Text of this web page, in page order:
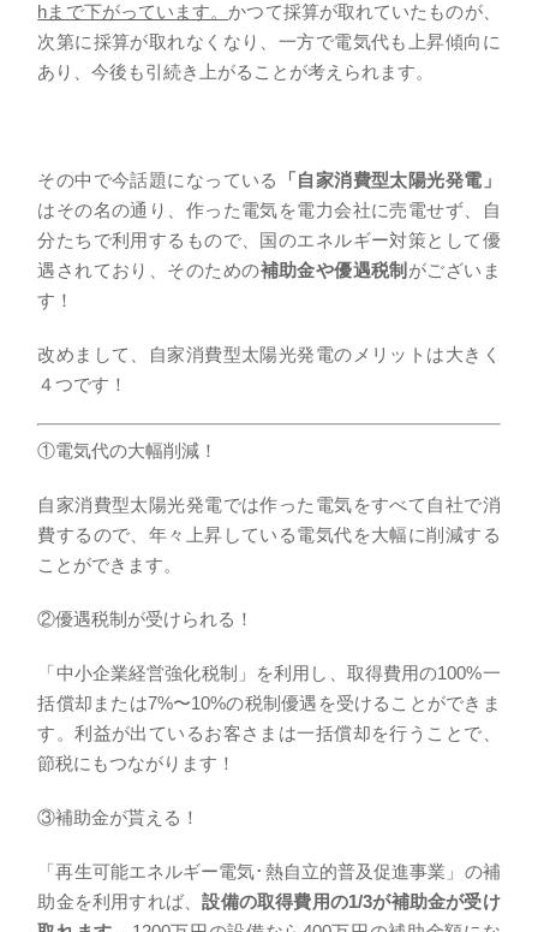
hまで下がっています。 かつて採算が取れていたものが、
次第に採算が取れなくなり、一方で電気代も上昇傾向に
あり、今後も引続き上がることが考えられます。
その中で今話題になっている
「自家消費型太陽光発電」
はその名の通り、作った電気を電力会社に売電せず、自
分たちで利用するもので、国のエネルギー対策として優
遇されており、そのための補助金や優遇税制 がございま
す！
改めまして、自家消費型太陽光発電のメリットは大きく
４つです！
①電気代の大幅削減！
自家消費型太陽光発電では作った電気をすべて自社で消
費するので、年々上昇している電気代を大幅に削減する
ことができます。
②優遇税制が受けられる！
「中小企業経営強化税制」を利用し、取得費用の100%一
括償却または7%〜10%の税制優遇を受けることができま
す。利益が出ているお客さまは一括償却を行うことで、
節税にもつながります！
③補助金が貰える！
「再生可能エネルギー電気･熱自立的普及促進事業」の補
助金を利用すれば、設備の取得費用の1/3が補助金が受け